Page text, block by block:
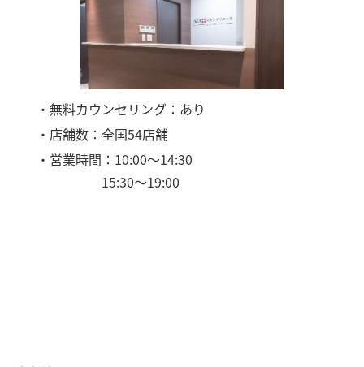
・無料カウンセリング：あり
・店舗数：全国54店舗
・営業時間：10:00〜14:30
15:30〜19:00